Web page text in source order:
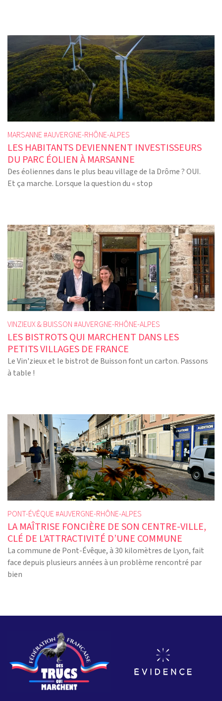
MARSANNE #AUVERGNE-RHÔNE-ALPES
LES HABITANTS DEVIENNENT INVESTISSEURS
DU PARC ÉOLIEN À MARSANNE
Des éoliennes dans le plus beau village de la Drôme ? OUI.
Et ça marche. Lorsque la question du « stop
VINZIEUX & BUISSON #AUVERGNE-RHÔNE-ALPES
LES BISTROTS QUI MARCHENT DANS LES
PETITS VILLAGES DE FRANCE
Le Vin'zieux et le bistrot de Buisson font un carton. Passons
à table !
PONT-ÉVÊQUE #AUVERGNE-RHÔNE-ALPES
LA MAÎTRISE FONCIÈRE DE SON CENTRE-VILLE,
CLÉ DE L’ATTRACTIVITÉ D’UNE COMMUNE
La commune de Pont-Évêque, à 30 kilomètres de Lyon, fait
face depuis plusieurs années à un problème rencontré par
bien